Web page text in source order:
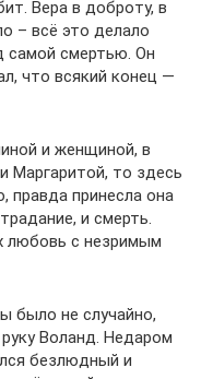
Вера в доброту, в
– всё это делало
самой смертью. Он
что всякий конец —
и женщиной, в
Маргаритой, то здесь
правда принесла она
и смерть.
любовь с незримым
было не случайно,
Воланд. Недаром
безлюдный и